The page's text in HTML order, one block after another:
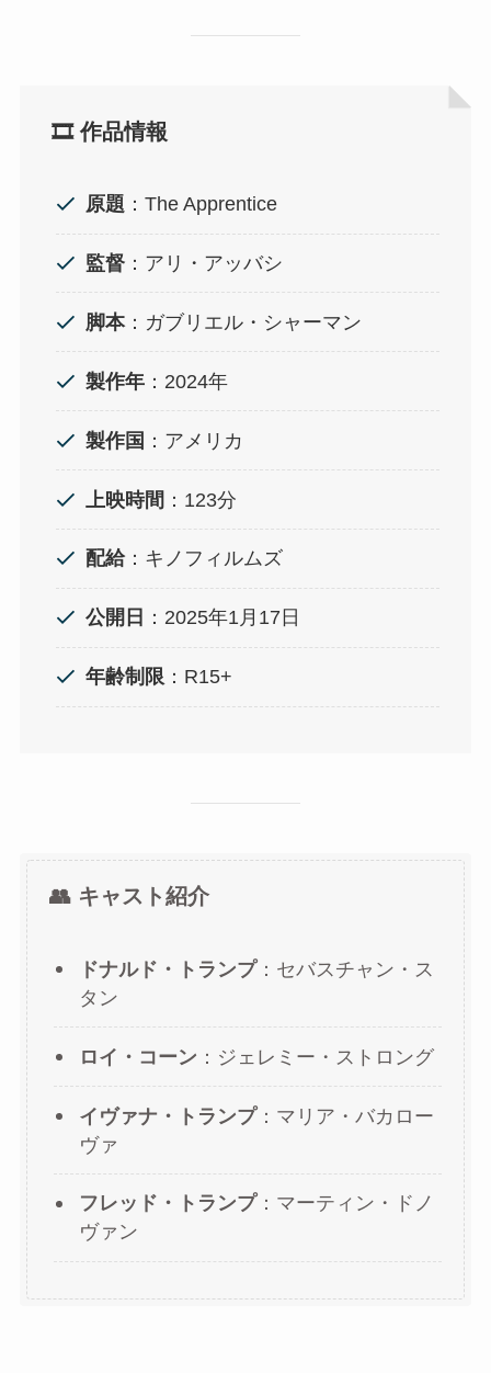
🎞️ 作品情報
原題 ：The Apprentice
監督 ：アリ・アッバシ
脚本：ガブリエル・シャーマン
製作年 ：2024年
製作国 ：アメリカ
上映時間 ：123分
配給：キノフィルムズ
公開日 ：2025年1月17日
年齢制限 ：R15+
👥 キャスト紹介
ドナルド・トランプ：セバスチャン・ス
タン
ロイ・コーン ：ジェレミー・ストロング
イヴァナ・トランプ：マリア・バカロー
ヴァ
フレッド・トランプ：マーティン・ドノ
ヴァン